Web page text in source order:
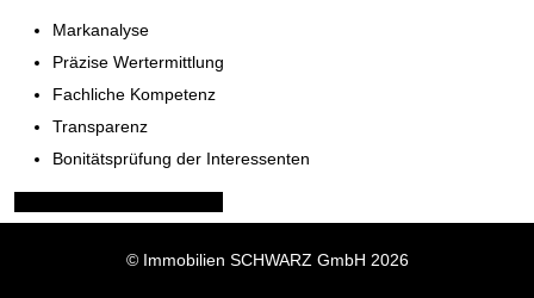
Markanalyse
Präzise Wertermittlung
Fachliche Kompetenz
Transparenz
Bonitätsprüfung der Interessenten
© Immobilien SCHWARZ GmbH 2026